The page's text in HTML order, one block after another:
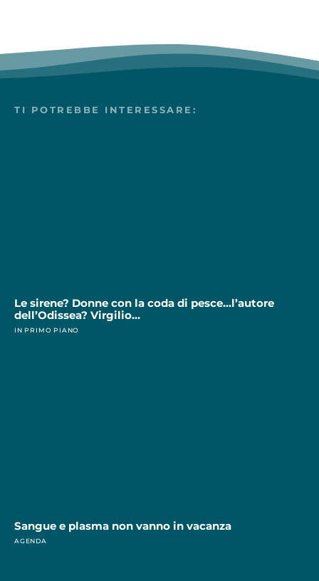
TI POTREBBE INTERESSARE:
Le sirene? Donne con la coda di pesce…l’autore
dell’Odissea? Virgilio…
IN PRIMO PIANO
Sangue e plasma non vanno in vacanza
AGENDA